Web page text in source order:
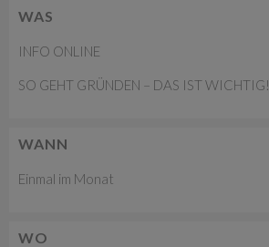
WAS
INFO ONLINE
SO GEHT GRÜNDEN – DAS IST WICHTIG!
WANN
Einmal im Monat
WO